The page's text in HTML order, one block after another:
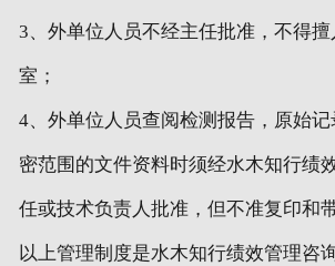
3、外单位人员不经主任批准，不得
室；
4、外单位人员查阅检测报告，原始
密范围的文件资料时须经水木知行绩
任或技术负责人批准，但不准复印和
以上管理制度是水木知行绩效管理咨